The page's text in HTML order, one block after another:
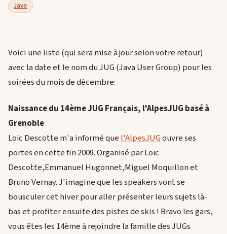
Java
Voici une liste (qui sera mise à jour selon votre retour)
avec la date et le nom du JUG (Java User Group) pour les
soirées du mois de décembre:
Naissance du 14ème JUG Français, l'AlpesJUG basé à
Grenoble
Loïc Descotte m'a informé que l'AlpesJUGouvre ses
portes en cette fin 2009. Organisé par Loïc
Descotte,Emmanuel Hugonnet,Miguel Moquillon et
Bruno Vernay. J'imagine que les speakers vont se
bousculer cet hiver pour aller présenter leurs sujets là-
bas et profiter ensuite des pistes de skis ! Bravo les gars,
vous êtes les 14ème à rejoindre la famille des JUGs